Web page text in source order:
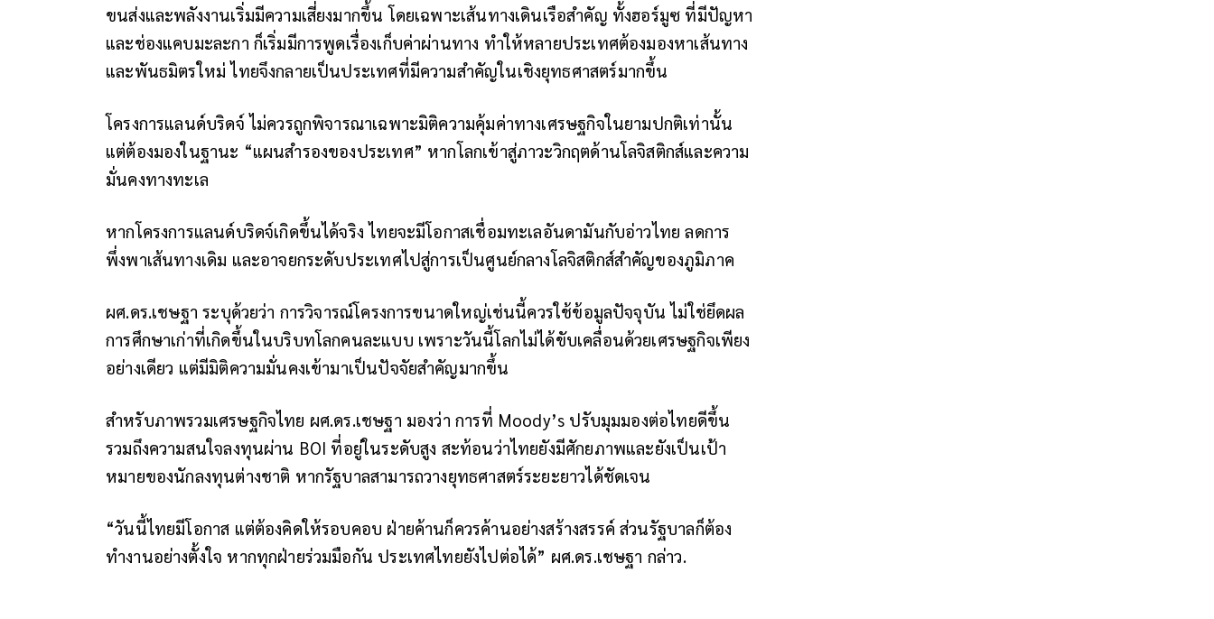
ขนส่งและพลังงานเริ่มมีความเสี่ยงมากขึ้น โดยเฉพาะเส้นทางเดินเรือสำคัญ ทั้งฮอร์มูซ ที่มีปัญหา
และช่องแคบมะละกา ก็เริ่มมีการพูดเรื่องเก็บค่าผ่านทาง ทำให้หลายประเทศต้องมองหาเส้นทาง
และพันธมิตรใหม่ ไทยจึงกลายเป็นประเทศที่มีความสำคัญในเชิงยุทธศาสตร์มากขึ้น
โครงการแลนด์บริดจ์ ไม่ควรถูกพิจารณาเฉพาะมิติความคุ้มค่าทางเศรษฐกิจในยามปกติเท่านั้น
แต่ต้องมองในฐานะ “แผนสำรองของประเทศ” หากโลกเข้าสู่ภาวะวิกฤตด้านโลจิสติกส์และความ
มั่นคงทางทะเล
หากโครงการแลนด์บริดจ์เกิดขึ้นได้จริง ไทยจะมีโอกาสเชื่อมทะเลอันดามันกับอ่าวไทย ลดการ
พึ่งพาเส้นทางเดิม และอาจยกระดับประเทศไปสู่การเป็นศูนย์กลางโลจิสติกส์สำคัญของภูมิภาค
ผศ.ดร.เชษฐา ระบุด้วยว่า การวิจารณ์โครงการขนาดใหญ่เช่นนี้ควรใช้ข้อมูลปัจจุบัน ไม่ใช่ยึดผล
การศึกษาเก่าที่เกิดขึ้นในบริบทโลกคนละแบบ เพราะวันนี้โลกไม่ได้ขับเคลื่อนด้วยเศรษฐกิจเพียง
อย่างเดียว แต่มีมิติความมั่นคงเข้ามาเป็นปัจจัยสำคัญมากขึ้น
สำหรับภาพรวมเศรษฐกิจไทย ผศ.ดร.เชษฐา มองว่า การที่ Moody’s ปรับมุมมองต่อไทยดีขึ้น
รวมถึงความสนใจลงทุนผ่าน BOI ที่อยู่ในระดับสูง สะท้อนว่าไทยยังมีศักยภาพและยังเป็นเป้า
หมายของนักลงทุนต่างชาติ หากรัฐบาลสามารถวางยุทธศาสตร์ระยะยาวได้ชัดเจน
“วันนี้ไทยมีโอกาส แต่ต้องคิดให้รอบคอบ ฝ่ายค้านก็ควรค้านอย่างสร้างสรรค์ ส่วนรัฐบาลก็ต้อง
ทำงานอย่างตั้งใจ หากทุกฝ่ายร่วมมือกัน ประเทศไทยยังไปต่อได้” ผศ.ดร.เชษฐา กล่าว.